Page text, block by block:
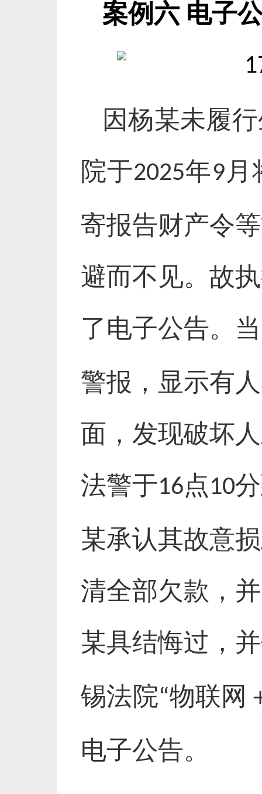
案例六 电子
因杨某未履
院于2025年9 月
寄报告财产令
避而不见。故
了电子公告。
警报，显示有
面，发现破坏
法警于16点10
某承认其故意
清全部欠款，
某具结悔过，
锡法院“物联网
电子公告。